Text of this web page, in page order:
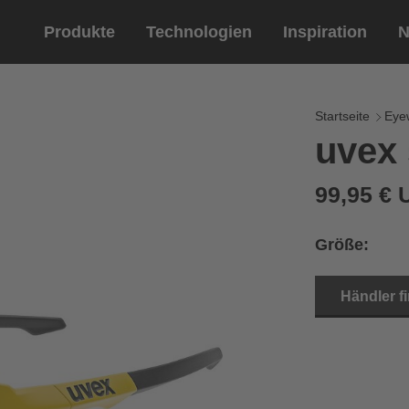
Produkte
Lifestyle
Technologien Inspiration
Startseite
uvex
99,95 €
Größe:
Händler